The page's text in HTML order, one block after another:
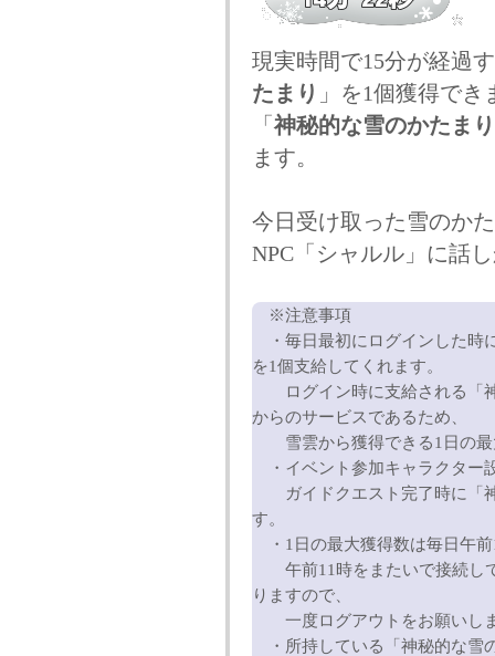
現実時間で15分が経過
たまり 」を1個獲得でき
「 神秘的な雪のかたまり
ます。
今日受け取った雪のか
NPC「シャルル」に話
※注意事項
・毎日最初にログインした時
を1個支給してくれます。
ログイン時に支給される「神
からのサービスであるため、
雪雲から獲得できる1日の最
・イベント参加キャラクター
ガイドクエスト完了時に「神
す。
・1日の最大獲得数は毎日午
午前11時をまたいで接続し
りますので、
一度ログアウトをお願いし
・所持している「神秘的な雪